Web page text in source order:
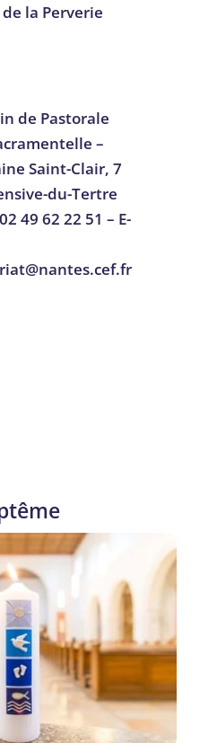
la Perverie
de Pastorale
–
Saint-Clair, 7
du-Tertre
49 62 22 51 – E-